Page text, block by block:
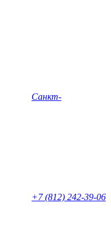
Санкт-
+7 (812) 242-39-06